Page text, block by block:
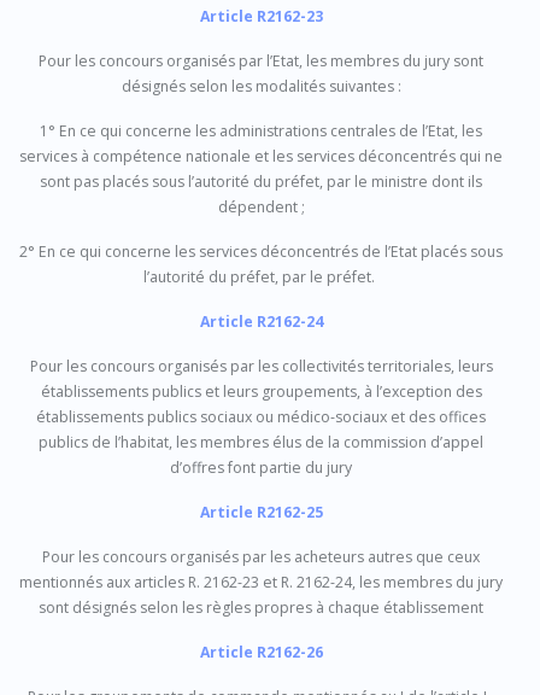
Article R2162-23
Pour les concours organisés par l’Etat, les membres du jury sont
désignés selon les modalités suivantes :
1° En ce qui concerne les administrations centrales de l’Etat, les
services à compétence nationale et les services déconcentrés qui ne
sont pas placés sous l’autorité du préfet, par le ministre dont ils
dépendent ;
2° En ce qui concerne les services déconcentrés de l’Etat placés sous
l’autorité du préfet, par le préfet.
Article R2162-24
Pour les concours organisés par les collectivités territoriales, leurs
établissements publics et leurs groupements, à l’exception des
établissements publics sociaux ou médico-sociaux et des offices
publics de l’habitat, les membres élus de la commission d’appel
d’offres font partie du jury
Article R2162-25
Pour les concours organisés par les acheteurs autres que ceux
mentionnés aux articles R. 2162-23 et R. 2162-24, les membres du jury
sont désignés selon les règles propres à chaque établissement
Article R2162-26